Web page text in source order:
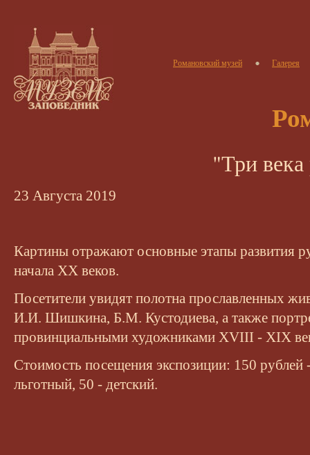
Романовский музей Галерея
"Три века
23 Августа 2019
Картины отражают основные этапы развития
начала XX веков.
Посетители увидят полотна прославленных
И.И. Шишкина, Б.М. Кустодиева, а также
провинциальными художниками XVIII - XIX
Стоимость посещения экспозиции: 150 рублей
льготный, 50 - детский.